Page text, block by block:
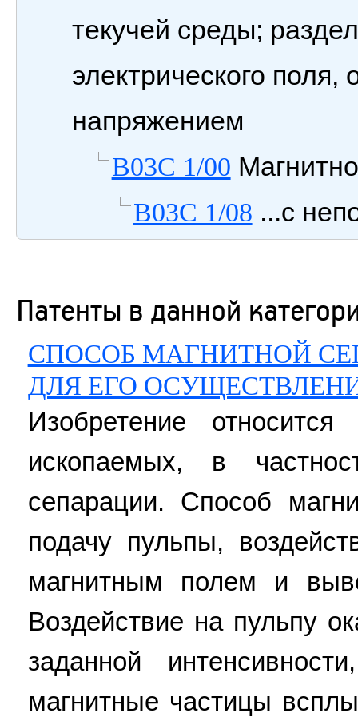
текучей среды;
электрического
напряжением
B03C 1/00
B03C 1/08 ...с
Патенты в данной
СПОСОБ МАГНИТНОЙ
ДЛЯ ЕГО
Изобретение
ископаемых, в
сепарации. Способ
подачу пульпы,
магнитным полем и
Воздействие на пульпу
заданной
магнитные частицы